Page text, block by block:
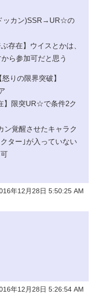
ッカン)SSR→UR☆の
存在】ウイスとかは、
ら参加可だと思う
りの限界突破】
】限突UR☆で条件2ク
ン覚醒させたキャラク
ター｣が入っていない
年12月28日 5:50:25 AM
年12月28日 5:26:54 AM